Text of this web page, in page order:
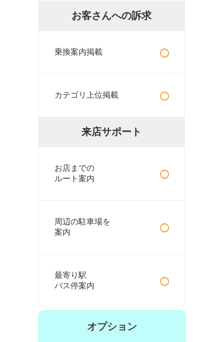
お客さんへの訴求
乗換案内掲載 ○
カテゴリ上位掲載 ○
来店サポート
お店までの
ルート案内
○
周辺の駐車場を
案内
○
最寄り駅
バス停案内
○
オプション